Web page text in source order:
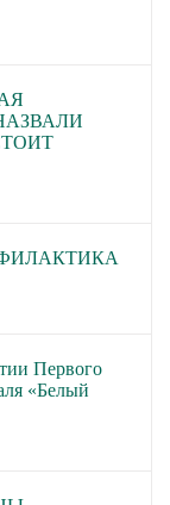
Первого
«Белый